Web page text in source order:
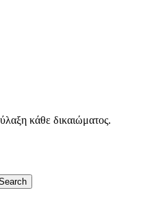
κάθε δικαιώματος.